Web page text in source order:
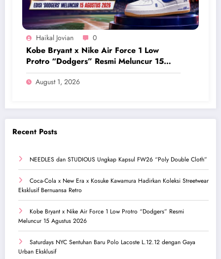
Haikal Jovian 0
Kobe Bryant x Nike Air Force 1 Low
Protro “Dodgers” Resmi Meluncur 15
Agustus 2026
August 1, 2026
Recent Posts
NEEDLES dan STUDIOUS Ungkap Kapsul FW26 “Poly Double Cloth”
Coca-Cola x New Era x Kosuke Kawamura Hadirkan Koleksi Streetwear
Eksklusif Bernuansa Retro
Kobe Bryant x Nike Air Force 1 Low Protro “Dodgers” Resmi
Meluncur 15 Agustus 2026
Saturdays NYC Sentuhan Baru Polo Lacoste L.12.12 dengan Gaya
Urban Eksklusif